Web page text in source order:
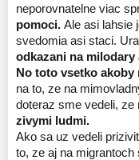
neporovnatelne viac
pomoci. Ale asi lahsie
svedomia asi staci.
odkazani na milodary
No toto vsetko akoby
na to, ze na
doteraz sme vedeli,
zivymi ludmi.
Ako sa uz vedeli
to, ze aj na migrantoch